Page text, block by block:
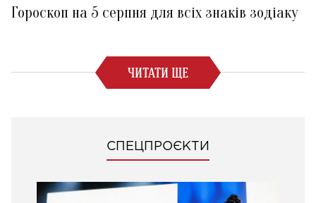
Гороскоп на 5 серпня для всіх знаків зодіаку
ЧИТАТИ ЩЕ
СПЕЦПРОЄКТИ